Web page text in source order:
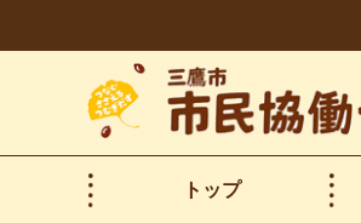
文
へ
移
動
トップ